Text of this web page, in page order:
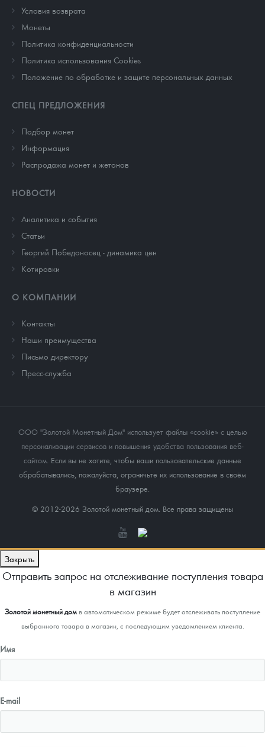
Условия возврата
Монеты
Политика конфиденциальности
Политика использования Cookies
Положение по обработке и защите персональных данных
СПЕЦ ПРЕДЛОЖЕНИЯ
Подбор монет
Информация
Распродажа монет и жетонов
НОВОСТИ
Аналитика и события
Cтатьи
Георгий Победоносец - динамика цен
Котировки
О КОМПАНИИ
Контакты
Наши преимущества
Письмо директору
Пресс-служба
ООО "Золотой Монетный Дом" использует файлы «cookie» с целью
персонализации сервисов и повышения удобства пользования веб-
сайтом. Если вы не хотите, чтобы ваши пользовательские данные
обрабатывались, пожалуйста, ограничьте их использование в своём
браузере.
© 2012-2026 Золотой монетный дом. Все права защищены
Закрыть
Отправить запрос на отслеживание поступления товара
в магазин
Золотой монетный домв автоматическом режиме будет отслеживать поступление
выбранного товара в магазин, с последующим уведомлением клиента.
Имя
E-mail